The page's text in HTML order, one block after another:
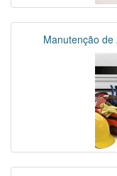
Manutenção de